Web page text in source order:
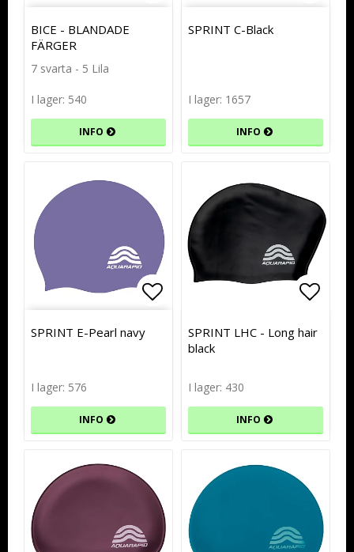
Lägg till i favoritlistan
Lägg till i favoritlistan
BICE - BLANDADE
FÄRGER
7 svarta - 5 Lila
I lager: 540
INFO
SPRINT C-Black
I lager: 1657
INFO
Lägg till i favoritlistan
Lägg till i favoritlistan
SPRINT E-Pearl navy
I lager: 576
INFO
SPRINT LHC - Long hair
black
I lager: 430
INFO